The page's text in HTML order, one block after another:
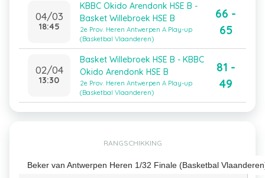
04/03
18:45
KBBC Okido Arendonk HSE B -
Basket Willebroek HSE B
2e Prov. Heren Antwerpen A Play-up
(Basketbal Vlaanderen)
66 -
65
02/04
13:30
Basket Willebroek HSE B - KBBC
Okido Arendonk HSE B
2e Prov. Heren Antwerpen A Play-up
(Basketbal Vlaanderen)
81 -
49
RANGSCHIKKING
Beker van Antwerpen Heren 1/32 Finale (Basketbal